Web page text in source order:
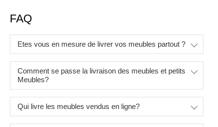
FAQ
Etes vous en mesure de livrer vos meubles partout ?
Comment se passe la livraison des meubles et petits
Meubles?
Qui livre les meubles vendus en ligne?